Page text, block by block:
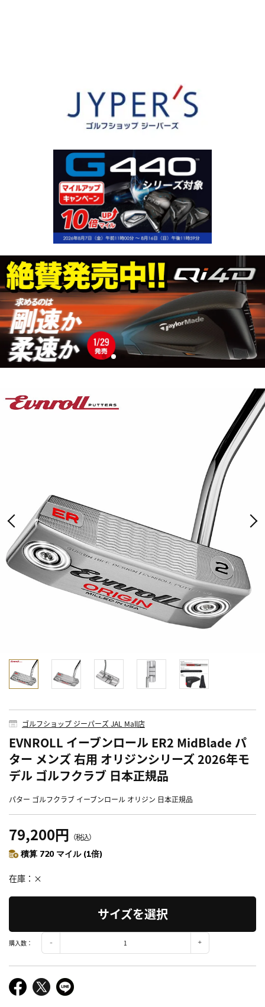
ゴルフショップ ジーパーズ JAL Mall店
EVNROLL イーブンロール ER2 MidBlade パ
ター メンズ 右用 オリジンシリーズ 2026年モ
デル ゴルフクラブ 日本正規品
パター ゴルフクラブ イーブンロール オリジン 日本正規品
79,200円 （税込）
積算 720 マイル (1倍)
在庫 ×
サイズを選択
購入数：